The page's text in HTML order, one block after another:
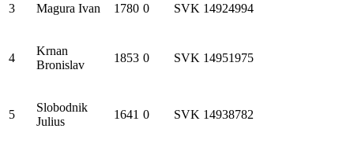
3 Magura Ivan 1780 0 SVK 14924994
4
Krnan
Bronislav
1853 0 SVK 14951975
5
Slobodnik
Julius
1641 0 SVK 14938782